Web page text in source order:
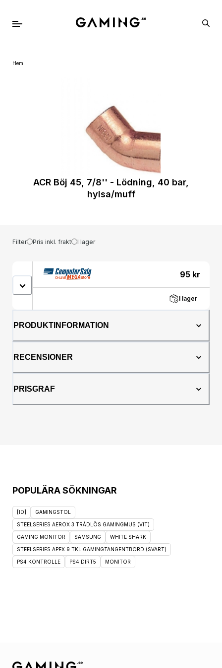
Hem
ACR Böj 45, 7/8'' - Lödning, 40 bar,
hylsa/muff
Filter Pris inkl. frakt I lager
95 kr
I lager
PRODUKTINFORMATION
RECENSIONER
PRISGRAF
POPULÄRA SÖKNINGAR
[ID] GAMINGSTOL
STEELSERIES AEROX 3 TRÅDLÖS GAMINGMUS (VIT)
GAMING MONITOR SAMSUNG WHITE SHARK
STEELSERIES APEX 9 TKL GAMINGTANGENTBORD (SVART)
PS4 KONTROLLE PS4 DIRT5 MONITOR